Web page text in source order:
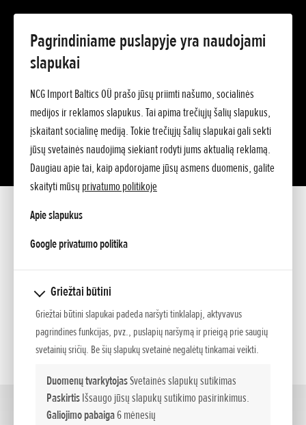
Pagrindiniame puslapyje yra naudojami
slapukai
NCG Import Baltics OÜ prašo jūsų priimti našumo, socialinės
medijos ir reklamos slapukus. Tai apima trečiųjų šalių slapukus,
įskaitant socialinę mediją. Tokie trečiųjų šalių slapukai gali sekti
jūsų svetainės naudojimą siekiant rodyti jums aktualią reklamą.
Daugiau apie tai, kaip apdorojame jūsų asmens duomenis, galite
skaityti mūsų privatumo politikoje
Apie slapukus
Google privatumo politikaopens in a new tab
Griežtai būtini
Griežtai būtini slapukai padeda naršyti tinklalapį, aktyvavus
pagrindines funkcijas, pvz., puslapių naršymą ir prieigą prie saugių
svetainių sričių. Be šių slapukų svetainė negalėtų tinkamai veikti.
Duomenų tvarkytojasSvetainės slapukų sutikimas
PaskirtisIšsaugo jūsų slapukų sutikimo pasirinkimus.
Galiojimo pabaiga6 mėnesių
PASIŪLYMAS
SERVISAS
KONTAKTAI
Robotai vejapjovės